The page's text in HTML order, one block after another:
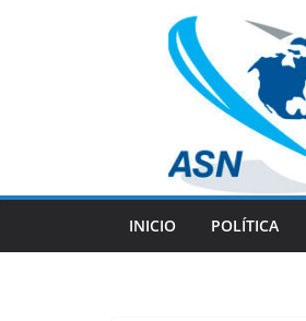
INICIO POLÍTICA